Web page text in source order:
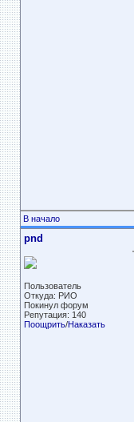
В начало
pnd
Пользователь
Откуда: РИО
Покинул форум
Репутация: 140
Поощрить/Наказать